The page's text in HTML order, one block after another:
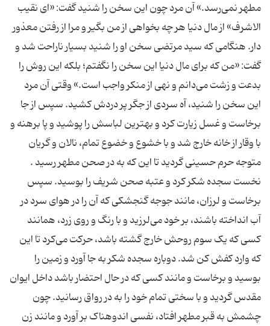
مطهر نمی‌رسد.» آن مرد چون این سخن را شنید گفت: «ای نقیب
الاشرف» از مال دنیا هر چه بخواهی از من بگیر و مرا از رفتن معذور
دار. هنگامی که سید مرتضی سخن او را شنید بسیار ناراحت شد و
گفت: «من که برای مال دنیا این سخن را نگفتم؛ بلکه این روش را
بدعت و زشت می‌دانم و نهی از منکر واجب است.» وقتی آن مرد
این سخن را شنید، آه سردی از جگر پر دردش کشید. سپس از جا
برخاست و غسل زیارت کرد و بهترین لباسش را پوشید و پا برهنه و
با وقار از خانه خارج شد و با خشوع و خضوع تمام، نالان و گریان
متوجه حرم حسینی گردید تا این که به در صحن مطهر رسید .
نخست سجده شکر کرد و عتبه صحن شریف را بوسید. سپس
برخاست و لرزان، مانند جوجه گنجشکی که آن را در هوای سرد در
آب انداخته باشند، بر خود می‌لرزید و با رنگ و روی زرد، همانند
کسی که یک سوم روحش خارج گشته باشد، حرکت می‌کرد تا این
که وارد کفش کن شد. دوباره سجده شکر به جا آورد و زمین را
بوسید و برخاست و مانند کسی که در حال احتضار باشد داخل ایوان
مقدس گردید و با سختی تمام خود را به در رواق رسانید. چون
چشمش به قبر مطهر افتاد، نفسی اندوهناک بر آورد و مانند زن